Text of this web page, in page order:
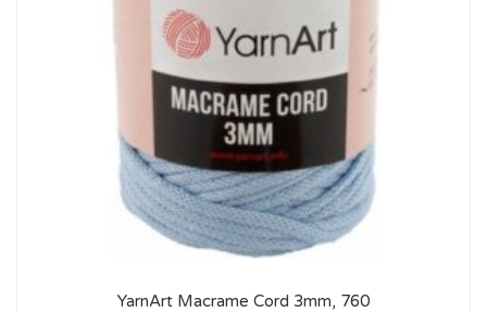
YarnArt Macrame Cord 3mm, 760